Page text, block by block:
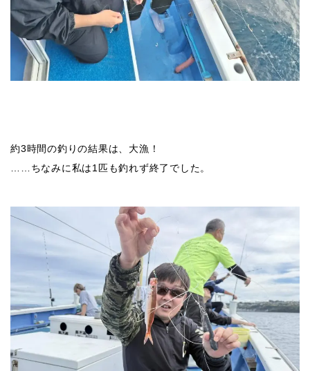
約3時間の釣りの結果は、大漁！
……ちなみに私は1匹も釣れず終了でした。